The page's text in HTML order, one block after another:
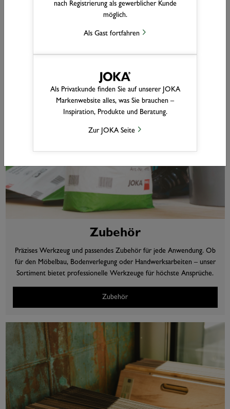
nach Registrierung als gewerblicher Kunde
möglich.
Als Gast fortfahren
Als Privatkunde finden Sie auf unserer JOKA
Markenwebsite alles, was Sie brauchen –
Inspiration, Produkte und Beratung.
Zur JOKA Seite
Zubehör
Präzises Werkzeug und passendes Zubehör für jede Anwendung. Ob
für den Möbelbau, Bodenverlegung oder Handwerksarbeiten – unser
Sortiment bietet professionelle Werkzeuge für höchste Ansprüche.
Zubehör